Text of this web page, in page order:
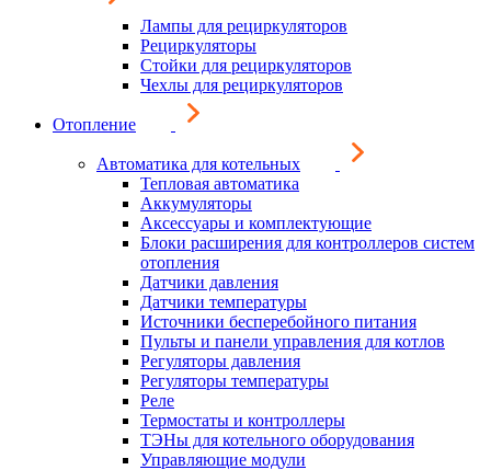
Лампы для рециркуляторов
Рециркуляторы
Стойки для рециркуляторов
Чехлы для рециркуляторов
Отопление
Автоматика для котельных
Тепловая автоматика
Аккумуляторы
Аксессуары и комплектующие
Блоки расширения для контроллеров систем
отопления
Датчики давления
Датчики температуры
Источники бесперебойного питания
Пульты и панели управления для котлов
Регуляторы давления
Регуляторы температуры
Реле
Термостаты и контроллеры
ТЭНы для котельного оборудования
Управляющие модули